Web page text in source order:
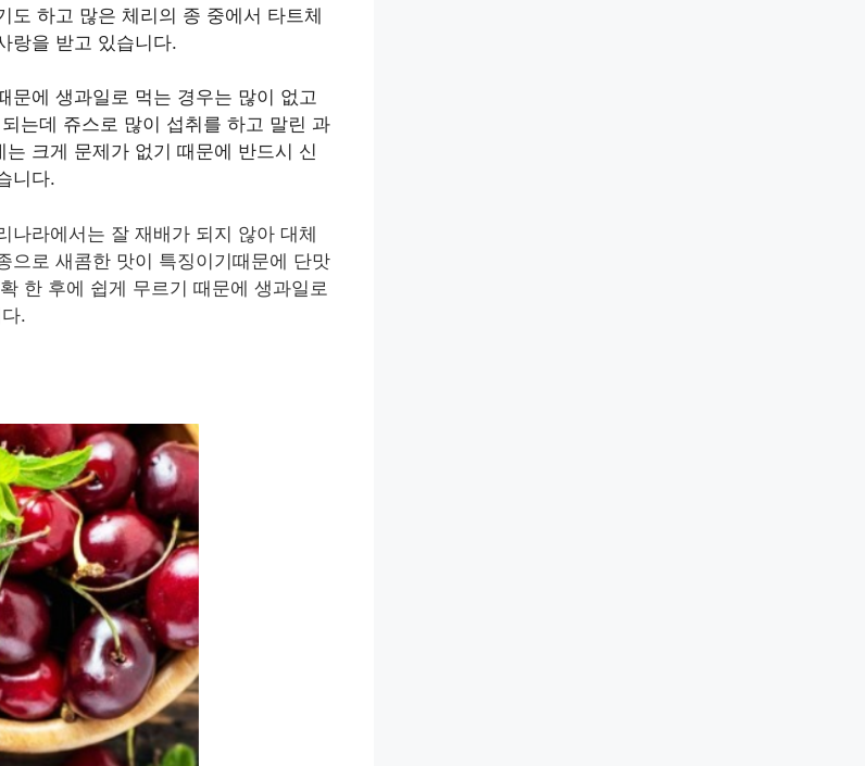
도 하고 많은 체리의 종 중에서 타트체
랑을 받고 있습니다.
문에 생과일로 먹는 경우는 많이 없고
는데 쥬스로 많이 섭취를 하고 말린 과
크게 문제가 없기 때문에 반드시 신
니다.
나라에서는 잘 재배가 되지 않아 대체
으로 새콤한 맛이 특징이기때문에 단맛
한 후에 쉽게 무르기 때문에 생과일로
.